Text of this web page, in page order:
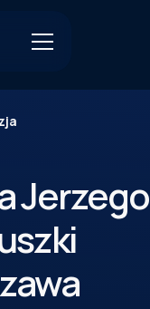
Jerzego